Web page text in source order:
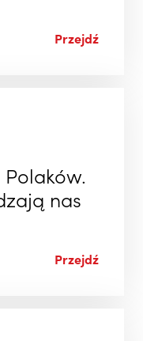
Przejdź
nas
Przejdź